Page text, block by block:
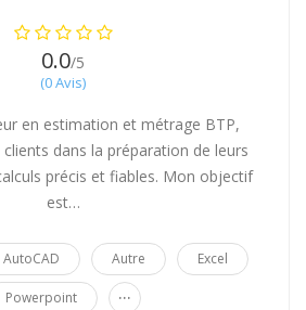
0.0/5
(0 Avis)
en estimation et métrage BTP,
clients dans la préparation de leurs
précis et fiables. Mon objectif
est…
AutoCAD Autre Excel
Powerpoint ...